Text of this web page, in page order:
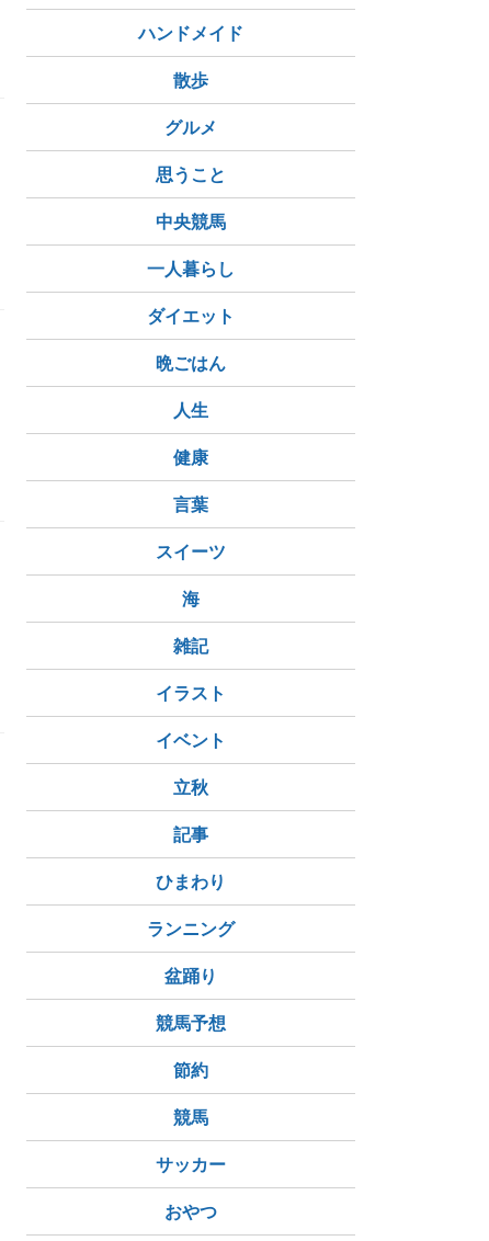
ハンドメイド
散歩
グルメ
思うこと
中央競馬
一人暮らし
ダイエット
晩ごはん
人生
健康
言葉
スイーツ
海
雑記
イラスト
イベント
立秋
記事
ひまわり
ランニング
盆踊り
競馬予想
節約
競馬
サッカー
おやつ